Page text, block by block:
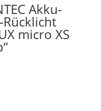
Akku-
Rücklicht
micro XS